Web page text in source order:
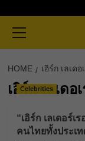
Menu
HOME เอิร์ก เลเดอ
เอิร์ก เลเดอ
Celebrities
“เอิร์ก เลเดอร์
คนไทยทั้งประเ